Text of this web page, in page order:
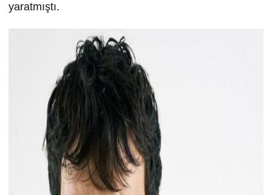
yaratmıştı.